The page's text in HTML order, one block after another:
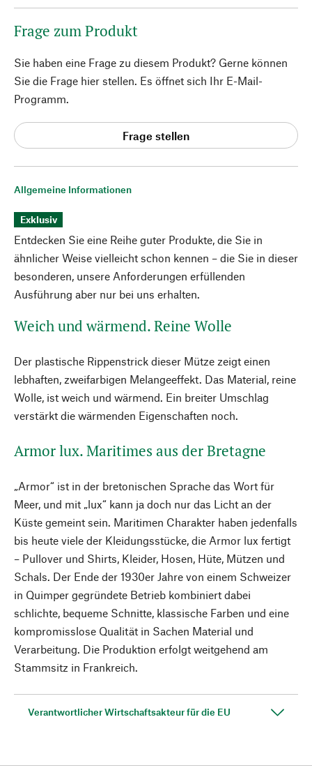
Allgemeine Informationen
Exklusiv
Entdecken Sie eine Reihe guter Produkte, die Sie in
ähnlicher Weise vielleicht schon kennen – die Sie in dieser
besonderen, unsere Anforderungen erfüllenden
Ausführung aber nur bei uns erhalten.
Weich und wärmend. Reine Wolle
Der plastische Rippenstrick dieser Mütze zeigt einen
lebhaften, zweifarbigen Melangeeffekt. Das Material, reine
Wolle, ist weich und wärmend. Ein breiter Umschlag
verstärkt die wärmenden Eigenschaften noch.
Armor lux. Maritimes aus der Bretagne
„Armor“ ist in der bretonischen Sprache das Wort für
Meer, und mit „lux“ kann ja doch nur das Licht an der
Küste gemeint sein. Maritimen Charakter haben jedenfalls
bis heute viele der Kleidungsstücke, die Armor lux fertigt
– Pullover und Shirts, Kleider, Hosen, Hüte, Mützen und
Schals. Der Ende der 1930er Jahre von einem Schweizer
in Quimper gegründete Betrieb kombiniert dabei
schlichte, bequeme Schnitte, klassische Farben und eine
kompromisslose Qualität in Sachen Material und
Verarbeitung. Die Produktion erfolgt weitgehend am
Stammsitz in Frankreich.
Verantwortlicher Wirtschaftsakteur für die EU
Frage zum Produkt
Sie haben eine Frage zu diesem Produkt? Gerne können
Sie die Frage hier stellen. Es öffnet sich Ihr E-Mail-
Programm.
Frage stellen